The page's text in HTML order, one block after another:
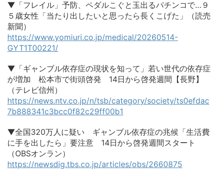
▼「フレイル」予防、ペダルこぐと玉出るパチンコで…９
５歳女性「当たり出したいと思ったら長くこげた」（読売
新聞）
https://www.yomiuri.co.jp/medical/20260514-
GYT1T00221/
▼「ギャンブル依存症の現状を知って」若い世代の依存症
が増加 松本市で街頭啓発 14日から啓発週間【長野】
（テレビ信州）
https://news.ntv.co.jp/n/tsb/category/society/ts0efdac
7b888341c3bcc0f82c29ff00b1
▼全国320万人に疑い ギャンブル依存症の兆候「生活費
に手を出したら」要注意 14日から啓発週間スタート
（OBSオンラン）
https://newsdig.tbs.co.jp/articles/obs/2660875